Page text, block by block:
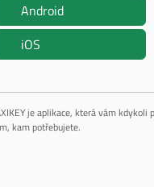
Android
iOS
je aplikace, která vám
kam potřebujete.